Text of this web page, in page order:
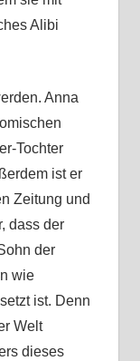
Alibi
Anna
Tochter
ist er
Zeitung und
dass der
der
wie
ist. Denn
Welt
dieses